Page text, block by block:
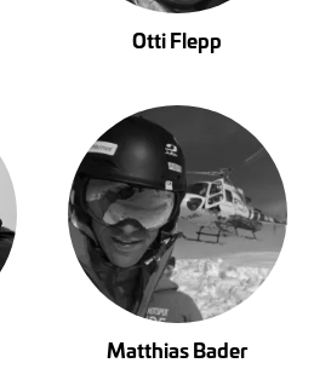
Otti Flepp
Matthias Bader